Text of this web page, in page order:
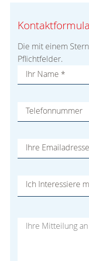
Die mit einem
Pflichtfelder.
Ihr Name *
Telefonnummer
Ihre Emailadresse
Ich Interessiere